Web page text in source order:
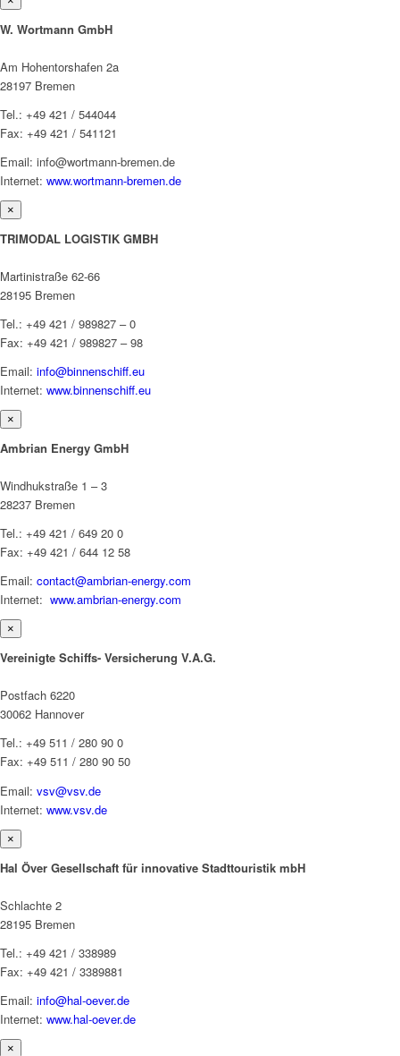
W. Wortmann GmbH
Am Hohentorshafen 2a
28197 Bremen
Tel.: +49 421 / 544044
Fax: +49 421 / 541121
Email: info@wortmann-bremen.de
Internet: www.wortmann-bremen.de
×
TRIMODAL LOGISTIK GMBH
Martinistraße 62-66
28195 Bremen
Tel.: +49 421 / 989827 – 0
Fax: +49 421 / 989827 – 98
Email: info@binnenschiff.eu
Internet: www.binnenschiff.eu
×
Ambrian Energy GmbH
Windhukstraße 1 – 3
28237 Bremen
Tel.: +49 421 / 649 20 0
Fax: +49 421 / 644 12 58
Email: contact@ambrian-energy.com
Internet: www.ambrian-energy.com
×
Vereinigte Schiffs- Versicherung V.A.G.
Postfach 6220
30062 Hannover
Tel.: +49 511 / 280 90 0
Fax: +49 511 / 280 90 50
Email: vsv@vsv.de
Internet: www.vsv.de
×
Hal Över Gesellschaft für innovative Stadttouristik mbH
Schlachte 2
28195 Bremen
Tel.: +49 421 / 338989
Fax: +49 421 / 3389881
Email: info@hal-oever.de
Internet: www.hal-oever.de
×